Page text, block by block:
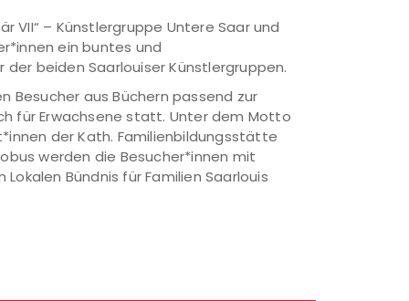
VII“ – Künstlergruppe Untere Saar und
ein buntes und
beiden Saarlouiser Künstlergruppen.
Besucher aus Büchern passend zur
für Erwachsene statt. Unter dem Motto
der Kath. Familienbildungsstätte
werden die Besucher*innen mit
Bündnis für Familien Saarlouis